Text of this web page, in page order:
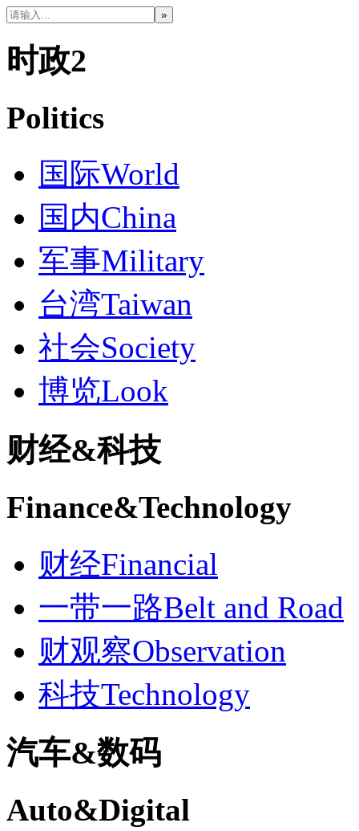
时政2
Politics
国际World
国内China
军事Military
台湾Taiwan
社会Society
博览Look
财经&科技
Finance&Technology
财经Financial
一带一路Belt and Road
财观察Observation
科技Technology
汽车&数码
Auto&Digital